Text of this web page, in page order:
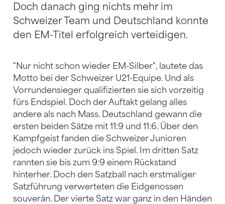
Doch danach ging nichts mehr im
Schweizer Team und Deutschland konnte
den EM-Titel erfolgreich verteidigen.
"Nur nicht schon wieder EM-Silber", lautete das
Motto bei der Schweizer U21-Equipe. Und als
Vorrundensieger qualifizierten sie sich vorzeitig
fürs Endspiel. Doch der Auftakt gelang alles
andere als nach Mass. Deutschland gewann die
ersten beiden Sätze mit 11:9 und 11:6. Über den
Kampfgeist fanden die Schweizer Junioren
jedoch wieder zurück ins Spiel. Im dritten Satz
rannten sie bis zum 9:9 einem Rückstand
hinterher. Doch den Satzball nach erstmaliger
Satzführung verwerteten die Eidgenossen
souverän. Der vierte Satz war ganz in den Händen